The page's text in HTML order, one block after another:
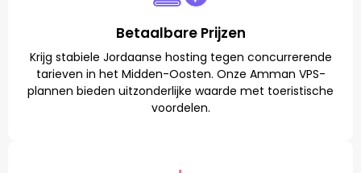
Betaalbare Prijzen
Krijg stabiele Jordaanse hosting tegen concurrerende
tarieven in het Midden-Oosten. Onze Amman VPS-
plannen bieden uitzonderlijke waarde met toeristische
voordelen.